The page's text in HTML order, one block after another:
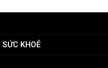
SỨC KHOẺ